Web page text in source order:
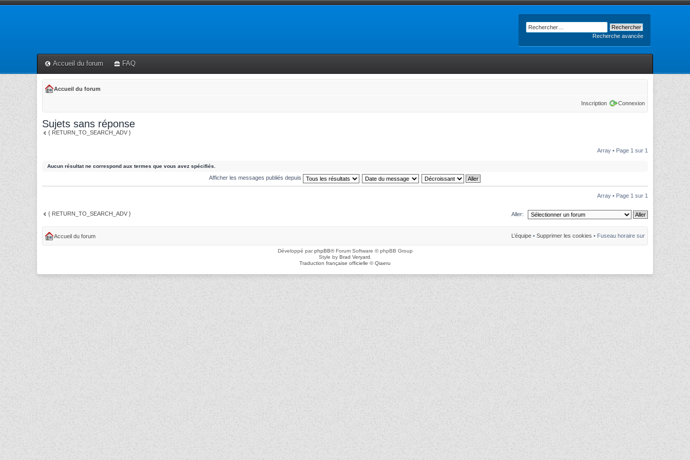
Recherche avancée
Accueil du forum FAQ
Accueil du forum
Inscription Connexion
Sujets sans réponse
{ RETURN_TO_SEARCH_ADV }
Array • Page 1 sur 1
Aucun résultat ne correspond aux termes que vous avez spécifiés.
Afficher les messages publiés depuis
Array • Page 1 sur 1
{ RETURN_TO_SEARCH_ADV } Aller:
Accueil du forum L’équipe • Supprimer les cookies • Fuseau horaire sur
Développé parphpBB® Forum Software © phpBB Group
Style by Brad Veryard
Traduction française officielle ©Qiaeru